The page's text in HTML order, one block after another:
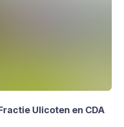
Uli­co­ten en CDA